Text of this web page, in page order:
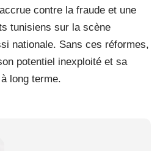
contre la fraude et une
tunisiens sur la scène
nationale. Sans ces réformes,
potentiel inexploité et sa
long terme.